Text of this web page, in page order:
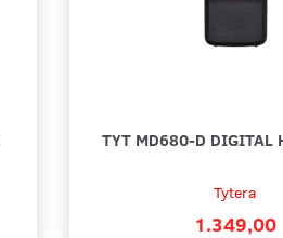
TYT MD680-D DIGITAL
Tytera
1.349,00